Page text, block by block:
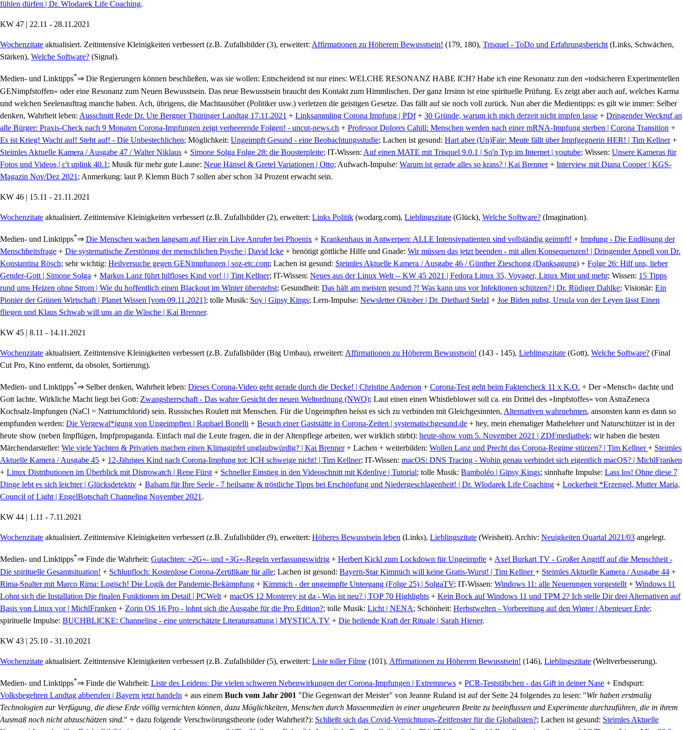
fühlen dürfen | Dr. Wlodarek Life Coaching.
KW 47 | 22.11 - 28.11.2021
Wochenzitate aktualisiert. Zeitintensive Kleinigkeiten verbessert (z.B. Zufallsbilder (3), erweitert: Affirmationen zu Höherem Bewusstsein! (179, 180), Trisquel - ToDo und Erfahrungsbericht (Links, Schwächen,
Stärken), Welche Software? (Signal).
Medien- und Linktipps*⇒ Die Regierungen können beschließen, was sie wollen: Entscheidend ist nur eines: WELCHE RESONANZ HABE ICH? Habe ich eine Resonanz zun den »todsicheren Experimentellen
GENimpfstoffen« oder eine Resonanz zum Neuen Bewusstsein. Das neue Bewusstsein braucht den Kontakt zum Himmlischen. Der ganz Irrsinn ist eine spirituelle Prüfung. Es zeigt aber auch auf, welches Karma
und welchen Seelenauftrag manche haben. Ach, übrigens, die Machtausüber (Politiker usw.) verletzen die geistigen Gesetze. Das fällt auf sie noch voll zurück. Nun aber die Medientipps: es gilt wie immer: Selber
denken, Wahrheit leben: Ausschnitt Rede Dr. Ute Bergner Thüringer Landtag 17.11.2021 + Linksammling Corona Impfung | PDf+ 30 Gründe, warum ich mich derzeit nicht impfen lasse + Dringender Weckruf an
alle Bürger: Praxis-Check nach 9 Monaten Corona-Impfungen zeigt verheerende Folgen! - uncut-news.ch + Professor Dolores Cahill: Menschen werden nach einer mRNA-Impfung sterben | Corona Transition +
Es ist Krieg! Wacht auf! Steht auf! - Die Unbestechlichen; Möglichkeit: Ungeimpft Gesund - eine Beobachtungsstudie; Lachen ist gesund: Hart aber (Un)Fair: Meute fällt über Impfgegnerin HER! | Tim Kellner+
Steimles Aktuelle Kamera / Ausgabe 47 / Walter Niklaus + Simone Solga Folge 28: die Boosterpleite; IT-Wissen: Auf einen MATE mit Trisquel 9.0.1 | So'n Typ im Internet | youtube; Wissen: Unsere Kameras für
Fotos und Videos | c't uplink 40.1 ; Musik für mehr gute Laune: Neue Hänsel & Gretel Variationen | Otto; Aufwach-Impulse: Warum ist gerade alles so krass? | Kai Brenner+ Interview mit Diana Cooper | KGS-
Magazin Nov/Dez 2021 ; Anmerkung: laut P. Klemm Büch 7 sollen aber schon 34 Prozent erwacht sein.
KW 46 | 15.11 - 21.11.2021
Wochenzitate aktualisiert. Zeitintensive Kleinigkeiten verbessert (z.B. Zufallsbilder (2), erweitert: Links Politik (wodarg.com), Lieblingszitate (Glück), Welche Software? (Imagination).
Medien- und Linktipps*⇒ Die Menschen wachen langsam auf Hier ein Live Anrufer bei Phoenix + Krankenhaus in Antwerpen: ALLE Intensivpatienten sind vollständig geimpft! + Impfung - Die Endlösung der
Menschheitsfrage + Die systematische Zerstörung der menschlichen Psyche | David Icke + benötigt göttliche Hilfe und Gnade: Wir müssen das jetzt beenden - mit allen Konsequenzen! | Dringender Appell von Dr.
Konstantina Rösch; sehr wichtig: Heilversuche gegen GENimpfungen | soz-etc.com; Lachen ist gesund: Steimles Aktuelle Kamera / Ausgabe 46 / Günther Zieschong (Danksagung) + Folge 26: Hilf uns, lieber
Gender-Gott | Simone Solga + Markus Lanz führt hilfloses Kind vor! | | Tim Kellner; IT-Wissen: Neues aus der Linux Welt -- KW 45 2021 | Fedora Linux 35, Voyager, Linux Mint und mehr; Wissen: 15 Tipps
rund ums Heizen ohne Strom | Wie du hoffentlich einen Blackout im Winter überstehst; Gesundheit: Das hält am meisten gesund ?! Was kann uns vor Infektionen schützen? | Dr. Rüdiger Dahlke; Visionär: Ein
Pionier der Grünen Wirtschaft | Planet Wissen [vom 09.11.2021]; tolle Musik: Soy | Gipsy Kings; Lern-Impulse: Newsletter Oktober | Dr. Diethard Stelzl + Joe Biden pubst, Ursula von der Leyen lässt Einen
fliegen und Klaus Schwab will uns an die Wäsche | Kai Brenner.
KW 45 | 8.11 - 14.11.2021
Wochenzitate aktualisiert. Zeitintensive Kleinigkeiten verbessert (z.B. Zufallsbilder (Big Umbau), erweitert: Affirmationen zu Höherem Bewusstsein! (143 - 145), Lieblingszitate (Gott), Welche Software? (Final
Cut Pro, Kino entfernt, da obsolet, Sortierung).
Medien- und Linktipps*⇒ Selber denken, Wahrheit leben: Dieses Corona-Video geht gerade durch die Decke! | Christine Anderson + Corona-Test geht beim Faktencheck 11 x K.O. + Der »Mensch« dachte und
Gott lachte. Wirkliche Macht liegt bei Gott: Zwangsherrschaft - Das wahre Gesicht der neuen Weltordnung (NWO); Laut einen einen Whistleblower soll ca. ein Drittel des »Impfstoffes« von AstraZeneca
Kochsalz-Impfungen (NaCl = Natriumchlorid) sein. Russisches Roulett mit Menschen. Für die Ungeimpften heisst es sich zu verbinden mit Gleichgesinnten, Alternativen wahrnehmen, ansonsten kann es dann so
empfunden werden: Die Vergewal*igung von Ungeimpften | Raphael Bonelli + Besuch einer Gaststätte in Corona-Zeiten | systematischgesund.de + hey, mein ehemaliger Mathelehrer und Naturschützer ist in der
heute show (neben Impflügen, Impfpropaganda. Einfach mal die Leute fragen, die in der Altenpflege arbeiten, wer wirklich stirbt): heute-show vom 5. November 2021 | ZDFmediathek; wir haben die besten
Märchendarsteller: Wie viele Yachten & Privatjets machen einen Klimagipfel unglaubwürdig? | Kai Brenner+ Lachen + weiterbilden: Wollen Lanz und Precht das Corona-Regime stürzen? | Tim Kellner+ Steimles
Aktuelle Kamera / Ausgabe 45 + 12-Jähriges Kind nach Corona-Impfung tot: ICH schweige nicht! | Tim Kellner; IT-Wissen: macOS: DNS Tracing - Wohin genau verbindet sich eigentlich macOS? | MichlFranken
+ Linux Distributionen im Überblick mit Distrowatch | Rene Fürst + Schneller Einstieg in den Videoschnitt mit Kdenlive | Tutorial; tolle Musik: Bamboléo | Gipsy Kings; sinnhafte Impulse: Lass los! Ohne diese 7
Dinge lebt es sich leichter | Glücksdetektiv + Balsam für Ihre Seele - 7 heilsame & tröstliche Tipps bei Erschöpfung und Niedergeschlagenheit! | Dr. Wlodarek Life Coaching + Lockerheit *Erzengel, Mutter Maria,
Council of Light | EngelBotschaft Channeling November 2021 .
KW 44 | 1.11 - 7.11.2021
Wochenzitate aktualisiert. Zeitintensive Kleinigkeiten verbessert (z.B. Zufallsbilder (9), erweitert: Höheres Bewusstsein leben (Links), Lieblingszitate (Weisheit). Archiv: Neuigkeiten Quartal 2021/03 angelegt.
Medien- und Linktipps*⇒ Finde die Wahrheit: Gutachten: »2G«- und »3G«-Regeln verfassungswidrig + Herbert Kickl zum Lockdown für Ungeimpfte +Axel Burkart TV - Großer Angriff auf die Menschheit -
Die spirituelle Gesamtsituation! + Schlupfloch: Kostenlose Corona-Zertifikate für alle; Lachen ist gesund: Bayern-Star Kimmich will keine Gratis-Wurst! | Tim Kellner+ Steimles Aktuelle Kamera / Ausgabe 44 +
Rima-Spalter mit Marco Rima: Logisch! Die Logik der Pandemie-Bekämpfung + Kimmich - der ungeimpfte Untergang (Folge 25) | SolgaTV; IT-Wissen: Windows 11: alle Neuerungen vorgestellt + Windows 11
Lohnt sich die Installation Die finalen Funktionen im Detail | PCWelt + macOS 12 Monterey ist da - Was ist neu? | TOP 70 Highlights + Kein Bock auf Windows 11 und TPM 2? Ich stelle Dir drei Alternativen auf
Basis von Linux vor | MichlFranken + Zorin OS 16 Pro - lohnt sich die Ausgabe für die Pro Edition?; tolle Musik: Licht | NENA; Schönheit: Herbstwelten - Vorbereitung auf den Winter | Abenteuer Erde;
spirituelle Impulse: BUCHBLICKE: Channeling - eine unterschätzte Literaturgattung | MYSTICA.TV + Die heilende Kraft der Rituale | Sarah Hiener.
KW 43 | 25.10 - 31.10.2021
Wochenzitate aktualisiert. Zeitintensive Kleinigkeiten verbessert (z.B. Zufallsbilder (5), erweitert: Liste toller Filme (101), Affirmationen zu Höherem Bewusstsein! (146), Lieblingszitate (Weltverbesserung).
Medien- und Linktipps*⇒ Finde die Wahrheit: Liste des Leidens: Die vielen schweren Nebenwirkungen der Corona-Impfungen | Extremnews + PCR-Teststäbchen - das Gift in deiner Nase + Endspurt:
Volksbegehren Landtag abberufen | Bayern jetzt handeln + aus einem Buch vom Jahr 2001 "Die Gegenwart der Meister" von Jeanne Ruland ist auf der Seite 24 folgendes zu lesen: "Wir haben erstmalig
Technologien zur Verfügung, die diese Erde völlig vernichten können, dazu Möglichkeiten, Menschen durch Massenmedien in einer ungeheuren Breite zu beeinflussen und Experimente durchzuführen, die in ihrem
Ausmaß noch nicht abzuschätzen sind." + dazu folgende Verschwörungstheorie (oder Wahrheit?): Schließt sich das Covid-Vernichtungs-Zeitfenster für die Globalisten?; Lachen ist gesund: Steimles Aktuelle